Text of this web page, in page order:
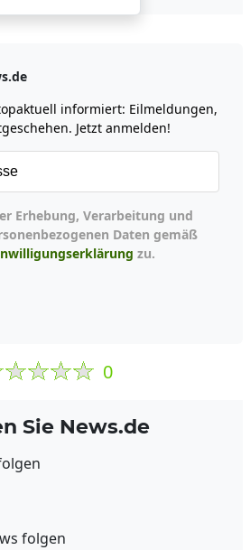
informiert: Eilmeldungen,
Jetzt anmelden!
Daten gemäß
zu.
0
Sie News.de
folgen